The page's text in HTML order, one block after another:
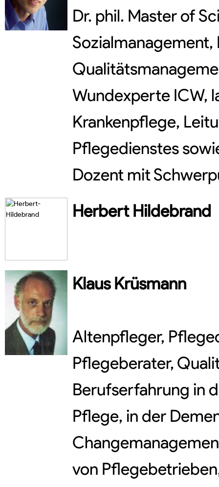
Dr. phil. Master of
Wundexperte ICW,
Krankenpflege,
Pflegedienstes
Dozent mit
Herbert Hildebrand
Klaus Krüsmann
Altenpfleger,
Pflegeberater,
Berufserfahrung in
Pflege, in der
von